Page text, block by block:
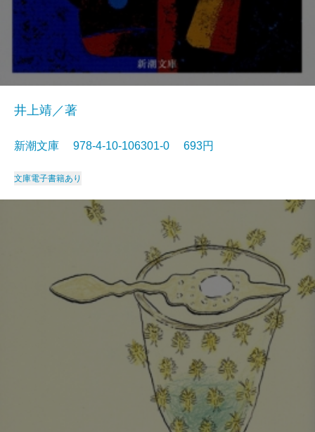
井上靖／著
新潮文庫 978-4-10-106301-0 693円
文庫電子書籍あり